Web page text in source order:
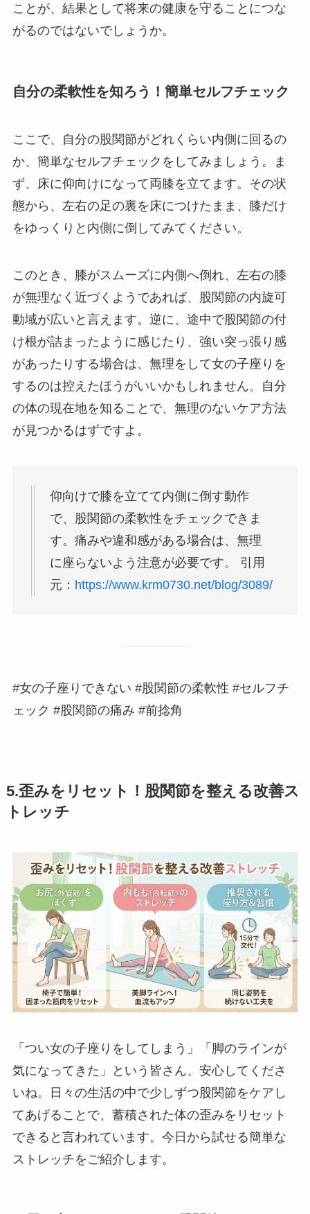
ことが、結果として将来の健康を守ることにつな
がるのではないでしょうか。
自分の柔軟性を知ろう！簡単セルフチェック
ここで、自分の股関節がどれくらい内側に回るの
か、簡単なセルフチェックをしてみましょう。ま
ず、床に仰向けになって両膝を立てます。その状
態から、左右の足の裏を床につけたまま、膝だけ
をゆっくりと内側に倒してみてください。
このとき、膝がスムーズに内側へ倒れ、左右の膝
が無理なく近づくようであれば、股関節の内旋可
動域が広いと言えます。逆に、途中で股関節の付
け根が詰まったように感じたり、強い突っ張り感
があったりする場合は、無理をして女の子座りを
するのは控えたほうがいいかもしれません。自分
の体の現在地を知ることで、無理のないケア方法
が見つかるはずですよ。
仰向けで膝を立てて内側に倒す動作
で、股関節の柔軟性をチェックできま
す。痛みや違和感がある場合は、無理
に座らないよう注意が必要です。 引用
元： https://www.krm0730.net/blog/3089/
#女の子座りできない #股関節の柔軟性 #セルフチ
ェック #股関節の痛み #前捻角
5.歪みをリセット！股関節を整える改善ス
トレッチ
「つい女の子座りをしてしまう」「脚のラインが
気になってきた」という皆さん、安心してくださ
いね。日々の生活の中で少しずつ股関節をケアし
てあげることで、蓄積された体の歪みをリセット
できると言われています。今日から試せる簡単な
ストレッチをご紹介します。